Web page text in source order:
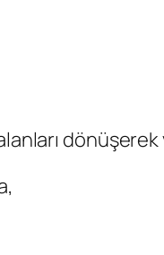
dönüşerek